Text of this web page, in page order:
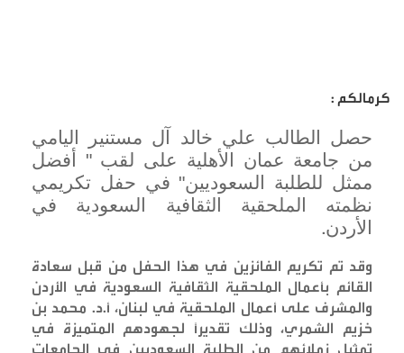
كرمالكم :
حصل الطالب علي خالد آل مستنير اليامي
من جامعة عمان الأهلية على لقب " أفضل
ممثل للطلبة السعوديين" في حفل تكريمي
نظمته الملحقية الثقافية السعودية في
الأردن.
وقد تم تكريم الفائزين في هذا الحفل من قبل سعادة
القائم بأعمال الملحقية الثقافية السعودية في الأردن
والمشرف على أعمال الملحقية في لبنان، أ.د. محمد بن
خزيم الشمري، وذلك تقديرًا لجهودهم المتميزة في
تمثيل زملائهم من الطلبة السعوديين في الجامعات